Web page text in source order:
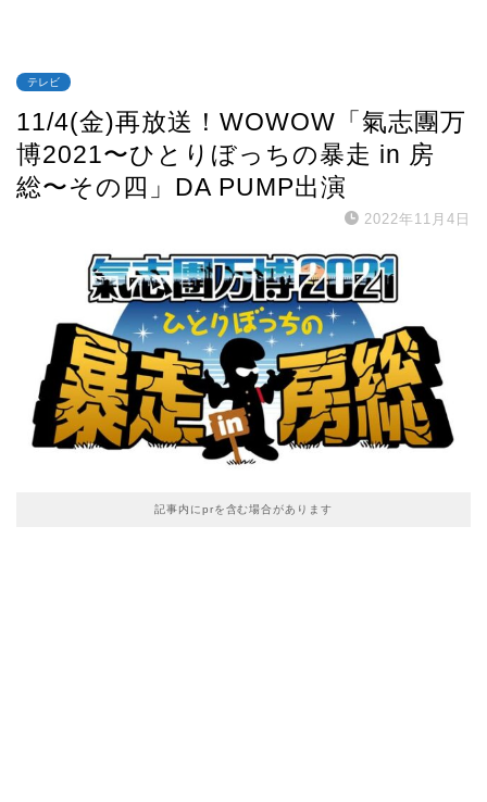
テレビ
11/4(金)再放送！WOWOW「氣志團万
博2021〜ひとりぼっちの暴走 in 房
総〜その四」DA PUMP出演
2022年11月4日
記事内にprを含む場合があります